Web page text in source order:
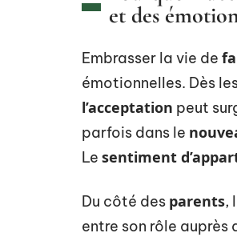
et des
Embrasser la vie de
émotionnelles. Dès
l’acceptation peut
parfois dans le
Le sentiment
Du côté des parents,
entre son rôle